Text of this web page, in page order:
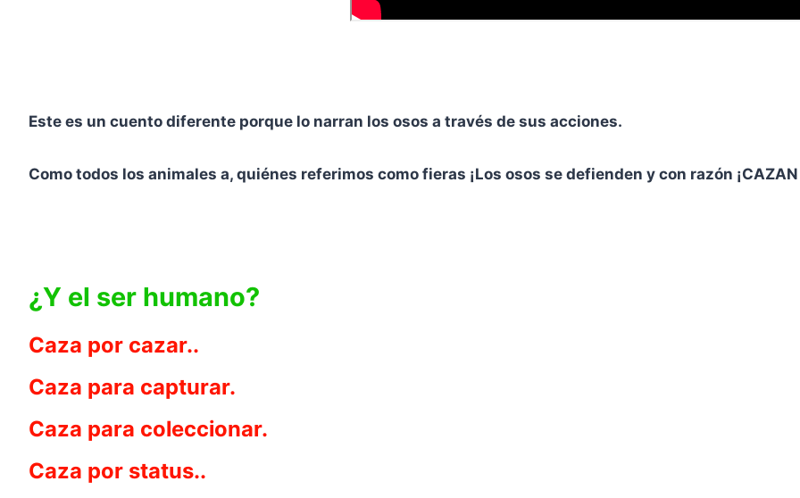
Este es un cuento diferente porque lo narran los osos a través de sus acciones.
Como todos los animales a, quiénes referimos como fieras ¡Los osos se defienden y con razón ¡CAZAN
¿Y el ser humano?
Caza por cazar..
Caza para capturar.
Caza para coleccionar.
Caza por status..